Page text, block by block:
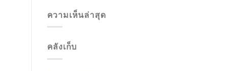
ความเห็นล่าสุด
คลังเก็บ